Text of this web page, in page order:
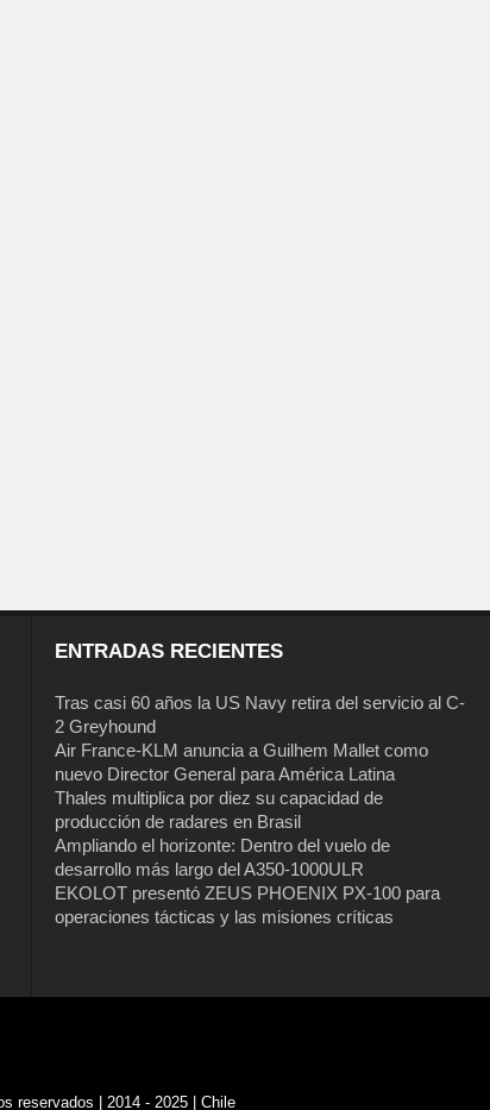
ENTRADAS RECIENTES
Tras casi 60 años la US Navy retira del servicio al C-
2 Greyhound
Air France-KLM anuncia a Guilhem Mallet como
nuevo Director General para América Latina
Thales multiplica por diez su capacidad de
producción de radares en Brasil
Ampliando el horizonte: Dentro del vuelo de
desarrollo más largo del A350-1000ULR
EKOLOT presentó ZEUS PHOENIX PX-100 para
operaciones tácticas y las misiones críticas
reservados | 2014 - 2025 | Chile